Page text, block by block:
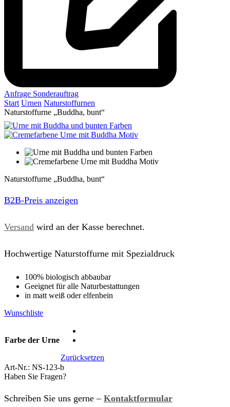
Anfrage Sonderauftrag
Start Urnen Naturstoffurnen
Naturstoffurne „Buddha, bunt“
Naturstoffurne „Buddha, bunt“
B2B-Preis anzeigen
Versand wird an der Kasse berechnet.
Hochwertige Naturstoffurne mit Spezialdruck
100% biologisch abbaubar
Geeignet für alle Naturbestattungen
in matt weiß oder elfenbein
Wunschliste
Farbe der Urne
Zurücksetzen
Art-Nr.: NS-123-b
Haben Sie Fragen?
Schreiben Sie uns gerne – Kontaktformular